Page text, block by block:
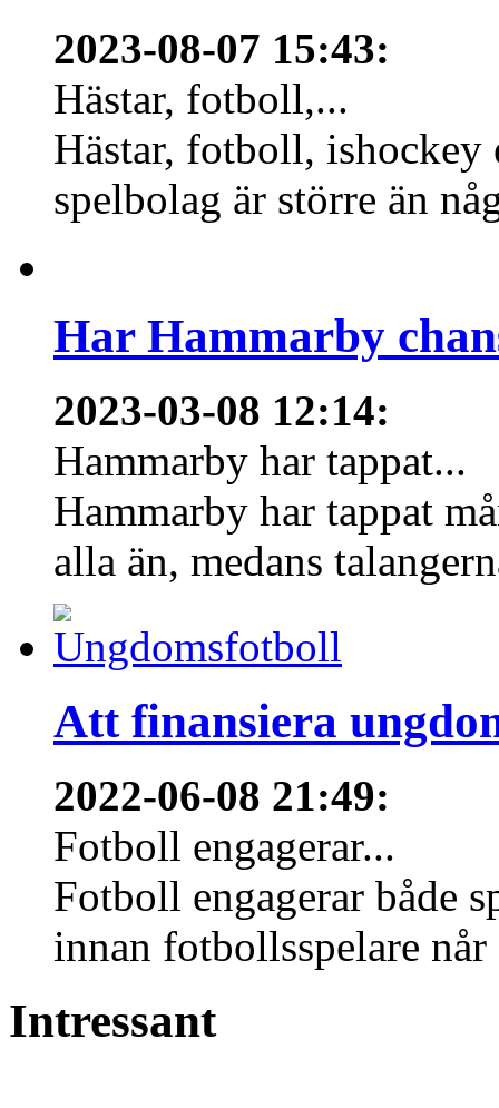
2023-08-07 15:43:
Hästar, fotboll,...
Hästar, fotboll,
spelbolag är större än
Har Hammarby
2023-03-08 12:14:
Hammarby har tappat...
Hammarby har tappat
alla än, medans
Att finansiera
2022-06-08 21:49:
Fotboll engagerar...
Fotboll engagerar både
innan fotbollsspelare
Intressant